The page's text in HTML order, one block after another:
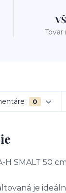
Tovar
0
H SMALT 50 cm
je